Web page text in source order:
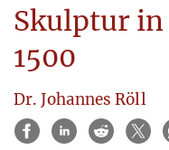
Skulptur in
1500
Dr. Johannes Röll